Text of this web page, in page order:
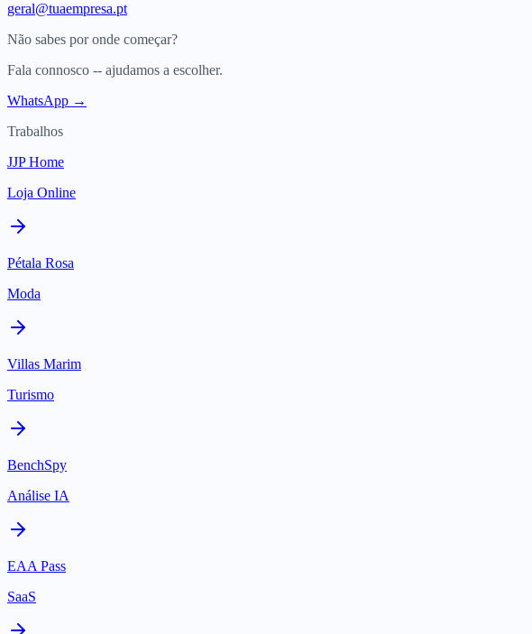
geral@tuaempresa.pt
Não sabes por onde começar?
Fala connosco -- ajudamos a escolher.
WhatsApp →
Trabalhos
JJP Home
Loja Online
Pétala Rosa
Moda
Villas Marim
Turismo
BenchSpy
Análise IA
EAA Pass
SaaS